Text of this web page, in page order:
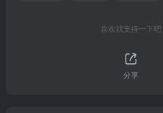
喜欢就支持一下吧
分享